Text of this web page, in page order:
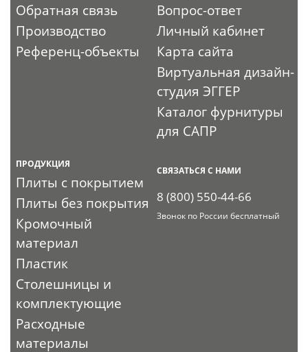
Обратная связь
Производство
Референц-объекты
Вопрос-ответ
Личный кабинет
Карта сайта
Виртуальная дизайн-
студия ЭГГЕР
Каталог фурнитуры
для САПР
ПРОДУКЦИЯ
Плиты с покрытием
Плиты без покрытия
Кромочный
материал
Пластик
Столешницы и
комплектующие
Расходные
материалы
СВЯЗАТЬСЯ С НАМИ
8 (800) 550-44-66
Звонок по России бесплатный